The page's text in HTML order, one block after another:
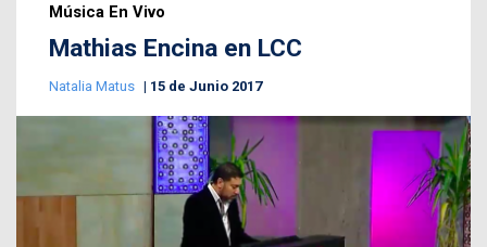
Música En Vivo
Mathias Encina en LCC
Natalia Matus 15 de Junio 2017